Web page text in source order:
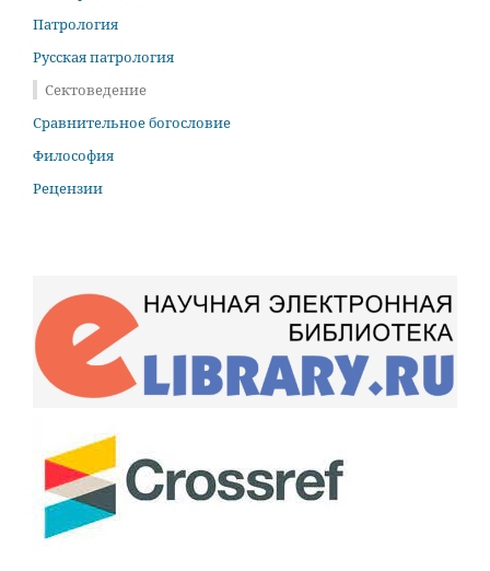
Патрология
Русская патрология
Сектоведение
Сравнительное богословие
Философия
Рецензии